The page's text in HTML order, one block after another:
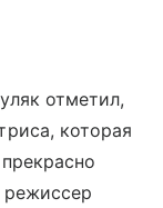
отметил,
которая
режиссер